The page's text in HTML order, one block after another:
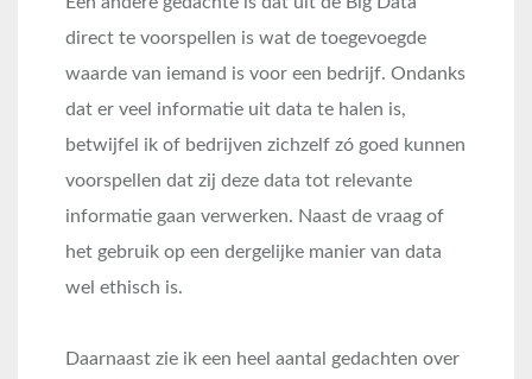
direct te voorspellen is wat de toegevoegde
waarde van iemand is voor een bedrijf. Ondanks
dat er veel informatie uit data te halen is,
betwijfel ik of bedrijven zichzelf zó goed kunnen
voorspellen dat zij deze data tot relevante
informatie gaan verwerken. Naast de vraag of
het gebruik op een dergelijke manier van data
wel ethisch is.
Daarnaast zie ik een heel aantal gedachten over